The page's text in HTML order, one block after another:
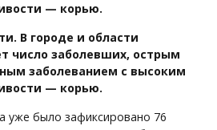
— корью.
В городе и области
число заболевших, острым
заболеванием с высоким
— корью.
уже было зафиксировано 76